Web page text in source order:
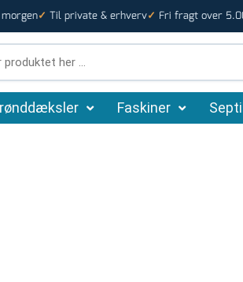
✓ Til private & erhverv✓ Fri fragt over
Faskiner